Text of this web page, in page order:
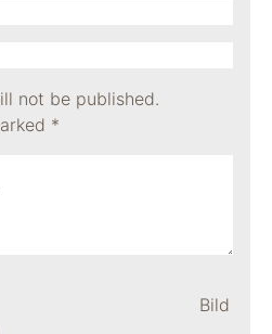
not be published.
*
Bild